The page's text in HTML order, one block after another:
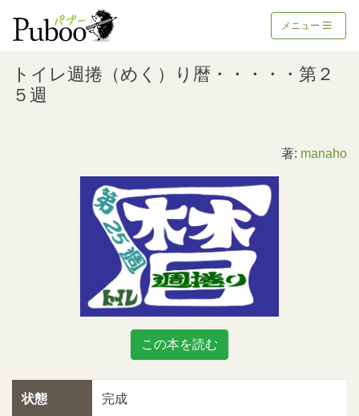
メニュー
トイレ週捲（めく）り暦・・・・・第２
５週
著: manaho
この本を読む
状態 完成